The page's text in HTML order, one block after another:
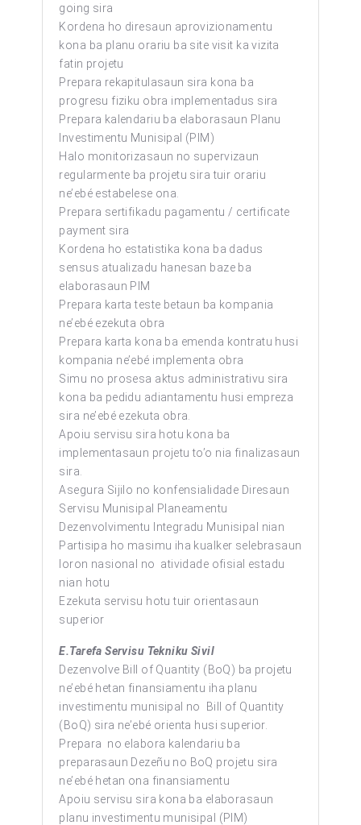
going sira
Kordena ho diresaun aprovizionamentu
kona ba planu orariu ba site visit ka vizita
fatin projetu
Prepara rekapitulasaun sira kona ba
progresu fiziku obra implementadus sira
Prepara kalendariu ba elaborasaun Planu
Investimentu Munisipal (PIM)
Halo monitorizasaun no supervizaun
regularmente ba projetu sira tuir orariu
ne’ebé estabelese ona.
Prepara sertifikadu pagamentu / certificate
payment sira
Kordena ho estatistika kona ba dadus
sensus atualizadu hanesan baze ba
elaborasaun PIM
Prepara karta teste betaun ba kompania
ne’ebé ezekuta obra
Prepara karta kona ba emenda kontratu husi
kompania ne’ebé implementa obra
Simu no prosesa aktus administrativu sira
kona ba pedidu adiantamentu husi empreza
sira ne’ebé ezekuta obra.
Apoiu servisu sira hotu kona ba
implementasaun projetu to’o nia finalizasaun
sira.
Asegura Sijilo no konfensialidade Diresaun
Servisu Munisipal Planeamentu
Dezenvolvimentu Integradu Munisipal nian
Partisipa ho masimu iha kualker selebrasaun
loron nasional no atividade ofisial estadu
nian hotu
Ezekuta servisu hotu tuir orientasaun
superior
E.Tarefa Servisu Tekniku Sivil
Dezenvolve Bill of Quantity (BoQ) ba projetu
ne’ebé hetan finansiamentu iha planu
investimentu munisipal no Bill of Quantity
(BoQ) sira ne’ebé orienta husi superior.
Prepara no elabora kalendariu ba
preparasaun Dezeñu no BoQ projetu sira
ne’ebé hetan ona finansiamentu
Apoiu servisu sira kona ba elaborasaun
planu investimentu munisipal (PIM)